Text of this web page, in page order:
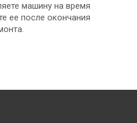
машину на время
ее после окончания